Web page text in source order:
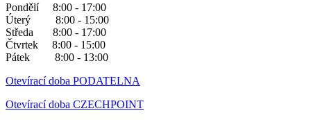
Pondělí 8:00 - 17:00
Úterý 8:00 - 15:00
Středa 8:00 - 17:00
Čtvrtek 8:00 - 15:00
Pátek 8:00 - 13:00
Otevírací doba PODATELNA
Otevírací doba CZECHPOINT